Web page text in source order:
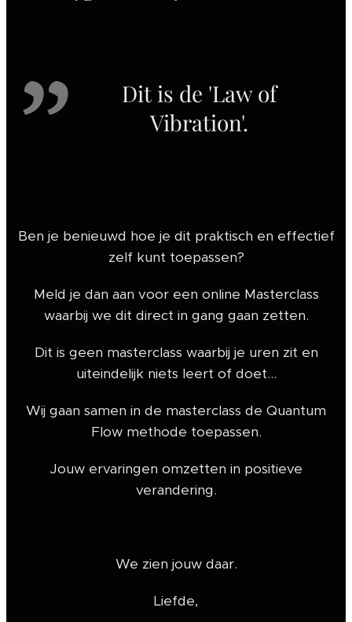
Dit is de 'Law of
Vibration'.
Ben je benieuwd hoe je dit praktisch en effectief
zelf kunt toepassen?
Meld je dan aan voor een online Masterclass
waarbij we dit direct in gang gaan zetten.
Dit is geen masterclass waarbij je uren zit en
uiteindelijk niets leert of doet...
Wij gaan samen in de masterclass de Quantum
Flow methode toepassen.
Jouw ervaringen omzetten in positieve
verandering.
We zien jouw daar.
Liefde,